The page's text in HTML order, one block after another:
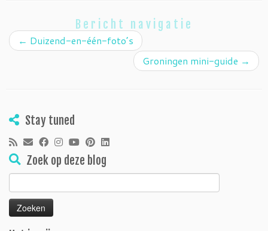
Bericht navigatie
← Duizend-en-één-foto’s
Groningen mini-guide →
Stay tuned
Zoek op deze blog
Zoeken
naar: